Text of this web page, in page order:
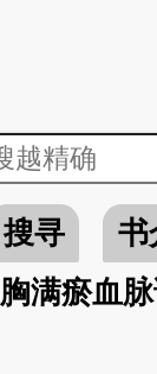
搜寻
书
满瘀血